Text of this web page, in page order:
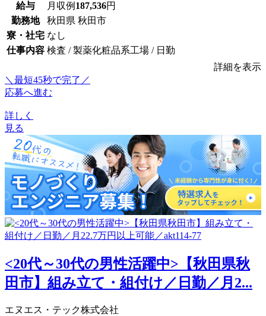
給与 月収例 187,536円
勤務地
秋田県 秋田市
寮・社宅 なし
仕事内容 検査 / 製薬化粧品系工場 / 日勤
詳細を表示
＼最短45秒で完了／
応募へ進む
詳しく
見る
<20代～30代の男性活躍中>【秋田県秋
田市】組み立て・組付け／日勤／月2...
エヌエス・テック株式会社